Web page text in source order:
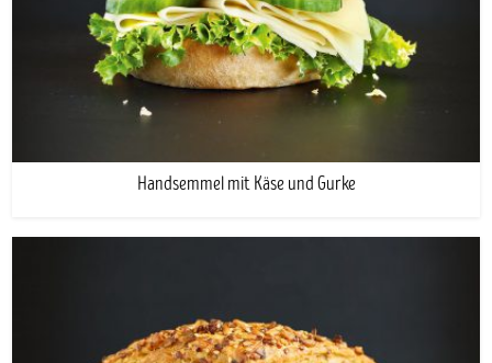
Handsemmel mit Käse und Gurke